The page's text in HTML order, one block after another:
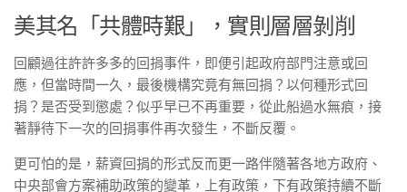
美其名「共體時艱」，實則層層剝削
回顧過往許許多多的回捐事件，即便引起政府部門注意或回
應，但當時間一久，最後機構究竟有無回捐？以何種形式回
捐？是否受到懲處？似乎早已不再重要，從此船過水無痕，接
著靜待下一次的回捐事件再次發生，不斷反覆。
更可怕的是，薪資回捐的形式反而更一路伴隨著各地方政府、
中央部會方案補助政策的變革，上有政策，下有政策持續不斷